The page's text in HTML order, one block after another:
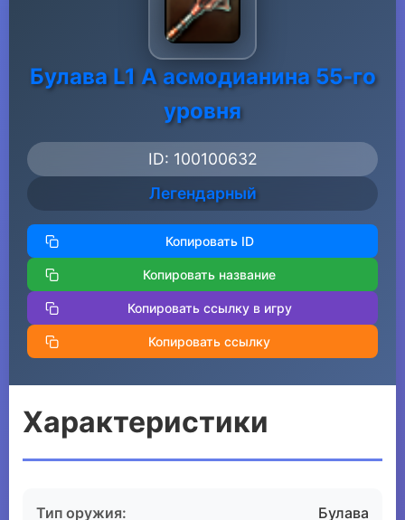
Булава L1 A асмодианина 55-го
уровня
ID: 100100632
Легендарный
Копировать ID
Копировать название
Копировать ссылку в игру
Копировать ссылку
Характеристики
Тип оружия: Булава